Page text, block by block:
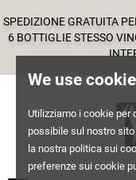
We use
Utilizziamo i cookie
possibile sul nostro
la nostra politica sui
preferenze sui cookie
SPEDIZIONE GRATUITA
6 BOTTIGLIE STESSO